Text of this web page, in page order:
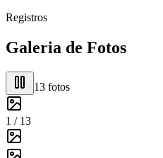
Registros
Galeria de Fotos
13 fotos
1 / 13